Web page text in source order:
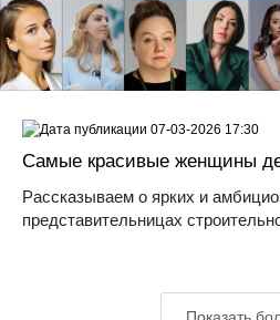
Самые красивые женщины
Рассказываем о ярких и
представительницах
07-03-2026 17:30
Показать